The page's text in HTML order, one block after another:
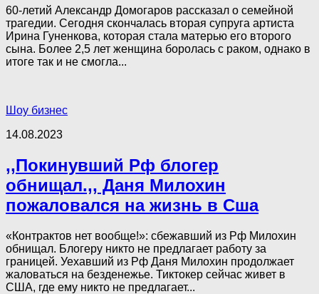
60-летий Александр Домогаров рассказал о семейной
трагедии. Сегодня скончалась вторая супруга артиста
Ирина Гуненкова, которая стала матерью его второго
сына. Более 2,5 лет женщина боролась с раком, однако в
итоге так и не смогла...
Шоу бизнес
14.08.2023
,,Покинувший Рф блогер
обнищал.,, Даня Милохин
пожаловался на жизнь в Сша
«Контрактов нет вообще!»: сбежавший из Рф Милохин
обнищал. Блогеру никто не предлагает работу за
границей. Уехавший из Рф Даня Милохин продолжает
жаловаться на безденежье. Тиктокер сейчас живет в
США, где ему никто не предлагает...